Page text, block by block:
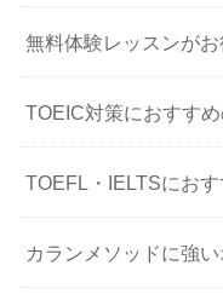
無料体験レッスンが
TOEIC対策におすす
TOEFL・IELTSにお
カランメソッドに強